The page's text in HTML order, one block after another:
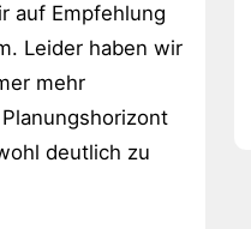
auf Empfehlung
Leider haben wir
mehr
deutlich zu